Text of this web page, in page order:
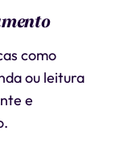
como
ou leitura
e